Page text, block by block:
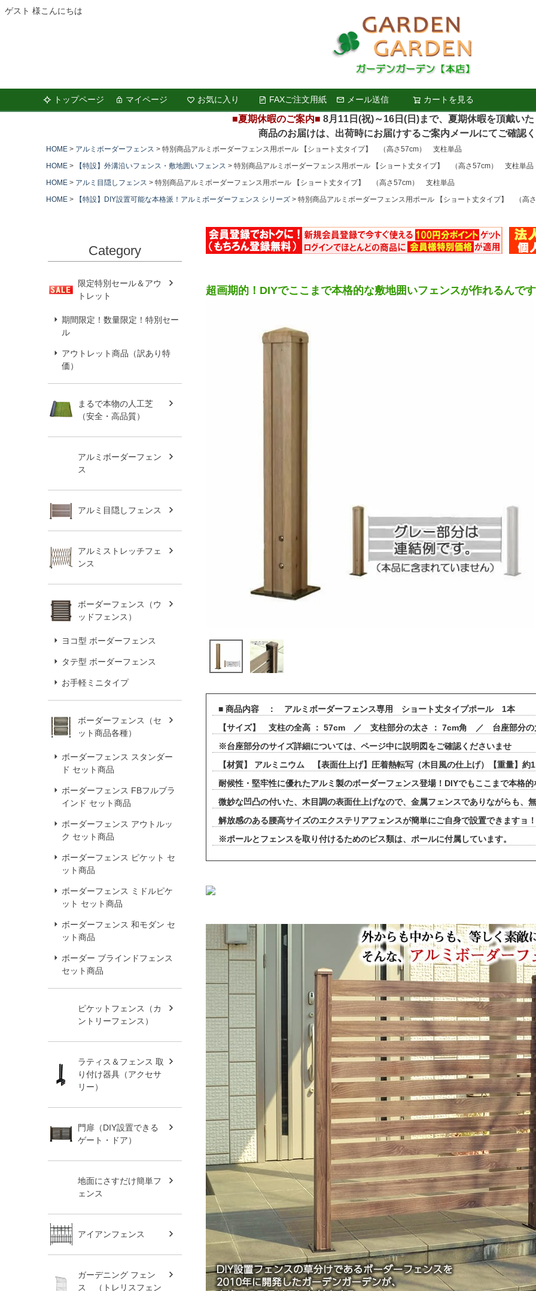
ゲスト 様こんにちは
トップページ マイページ お気に入り FAXご注文用紙 メール送信 カートを見る
検索
■夏期休暇のご案内■ 8月11日(祝)～16日(日)まで、夏期休暇を頂戴い
商品のお届けは、出荷時にお届けするご案内メールにてご確認く
HOME アルミボーダーフェンス
特別商品アルミボーダーフェンス用ポール 【ショート丈タイプ】 （高さ57cm） 支柱単品
HOME
【特設】外溝沿いフェンス・敷地囲いフェンス
特別商品アルミボーダーフェンス用ポール 【ショート丈タイプ】 （高さ57cm） 支柱単品
HOME
アルミ目隠しフェンス
特別商品アルミボーダーフェンス用ポール 【ショート丈タイプ】 （高さ57cm） 支柱単品
HOME
【特設】DIY設置可能な本格派！アルミボーダーフェンス シリーズ 特別商品アルミボーダーフェンス用ポール 【ショート丈タイプ】 （高
Category
限定特別セール＆アウ
トレット
期間限定！数量限定！特別セー
ル
アウトレット商品（訳あり特
価）
まるで本物の人工芝
（安全・高品質）
アルミボーダーフェン
ス
アルミ目隠しフェンス
アルミストレッチフェ
ンス
ボーダーフェンス（ウ
ッドフェンス）
ヨコ型 ボーダーフェンス
タテ型 ボーダーフェンス
お手軽ミニタイプ
ボーダーフェンス（セ
ット商品各種）
ボーダーフェンス スタンダー
ド セット商品
ボーダーフェンス FBフルブラ
インド セット商品
ボーダーフェンス アウトルッ
ク セット商品
ボーダーフェンス ピケット セ
ット商品
ボーダーフェンス ミドルピケ
ット セット商品
ボーダーフェンス 和モダン セ
ット商品
ボーダー ブラインドフェンス
セット商品
ピケットフェンス（カ
ントリーフェンス）
ラティス＆フェンス 取
り付け器具（アクセサ
リー）
門扉（DIY設置できる
ゲート・ドア）
地面にさすだけ簡単フ
ェンス
アイアンフェンス
ガーデニング フェン
ス （トレリスフェン
超画期的！DIYでここまで本格的な敷地囲いフェンスが作れるんで
■ 商品内容 ： アルミボーダーフェンス専用 ショート丈タイプポール 1本
【サイズ】 支柱の全高 ： 57cm ／ 支柱部分の太さ ： 7cm角 ／ 台座部分
※台座部分のサイズ詳細については、ページ中に説明図をご確認くださいませ
【材質】 アルミニウム 【表面仕上げ】圧着熱転写（木目風の仕上げ）【重量】
耐候性・堅牢性に優れたアルミ製のボーダーフェンス登場！DIYでもここまで本格
微妙な凹凸の付いた、木目調の表面仕上げなので、金属フェンスでありながらも、
解放感のある腰高サイズのエクステリアフェンスが簡単にご自身で設置できますョ！
※ポールとフェンスを取り付けるためのビス類は、ポールに付属しています。